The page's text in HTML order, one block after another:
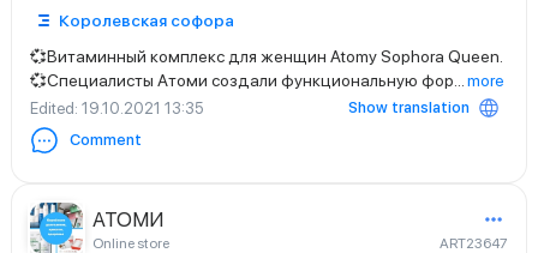
Королевская софора
💞Витаминный комплекс для женщин Atomy Sophora Queen.
💞Специалисты Атоми создали функциональную фор
more
Edited: 19.10.2021 13:35
Show translation
Comment
АТОМИ
Online store ART23647